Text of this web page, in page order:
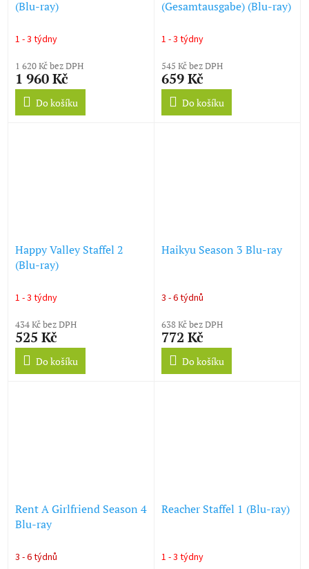
(Blu-ray)
1 - 3 týdny
1 620 Kč bez DPH
1 960 Kč
Do košíku
(Gesamtausgabe) (Blu-ray)
1 - 3 týdny
545 Kč bez DPH
659 Kč
Do košíku
Happy Valley Staffel 2
(Blu-ray)
1 - 3 týdny
434 Kč bez DPH
525 Kč
Do košíku
Haikyu Season 3 Blu-ray
3 - 6 týdnů
638 Kč bez DPH
772 Kč
Do košíku
Rent A Girlfriend Season 4
Blu-ray
3 - 6 týdnů
Reacher Staffel 1 (Blu-ray)
1 - 3 týdny